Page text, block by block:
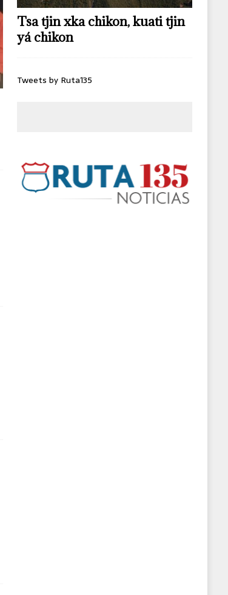
Tsa tjin xka chikon, kuati tjin
yá chikon
Tweets by Ruta135